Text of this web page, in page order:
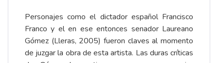
Personajes como el dictador español Francisco
Franco y el en ese entonces senador Laureano
Gómez (Lleras, 2005) fueron claves al momento
de juzgar la obra de esta artista. Las duras críticas